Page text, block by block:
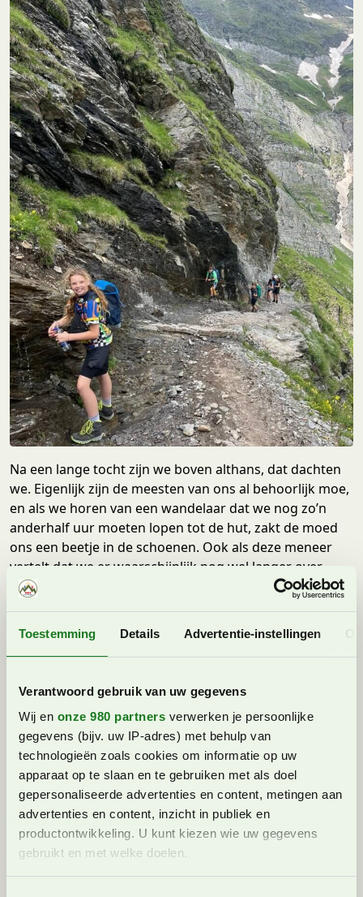
Toestemming Details Advertentie-instellingen
Verantwoord gebruik van uw gegevens
Wij en onze 980 partners verwerken je persoonlijke
gegevens (bijv. uw IP-adres) met behulp van
technologieën zoals cookies om informatie op uw
apparaat op te slaan en te gebruiken met als doel
gepersonaliseerde advertenties en content, metingen aan
advertenties en content, inzicht in publiek en
productontwikkeling. U kunt kiezen wie uw gegevens
gebruikt en met welke doelen.
Na een lange tocht zijn we boven althans, dat dachten
we. Eigenlijk zijn de meesten van ons al behoorlijk moe,
en als we horen van een wandelaar dat we nog zo’n
anderhalf uur moeten lopen tot de hut, zakt de moed
ons een beetje in de schoenen. Ook als deze meneer
vertelt dat we er waarschijnlijk nog wel langer over
gaan doen vanwege de vele sneeuwvelden. Terwijl ik al
enthousiast: “Mam, gaan we eindelijk door de sneeuw
lopen?” Ieder jaar is dat een wens van ons, en het lijkt
Via ijs en sneeuwvelden naar de
Stettiner Hütte
Het eerste stuk is gelukkig een vlak landschap vol
rotsen en ijs. Het is even wennen, maar de kinderen
vinden het zeer interessant en zijn goed te spreken.
Onze hond is ook niet te houden en springt vrolijk door
de sneeuw heen.